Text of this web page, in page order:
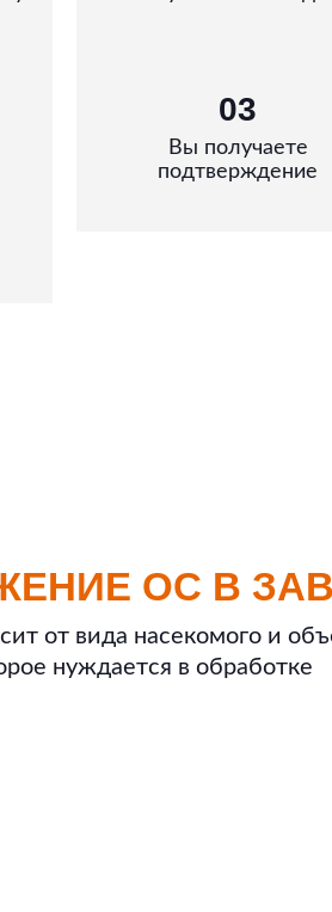
03
Вы получаете
подтверждение
ОС В
от вида насекомого и
нуждается в обработке